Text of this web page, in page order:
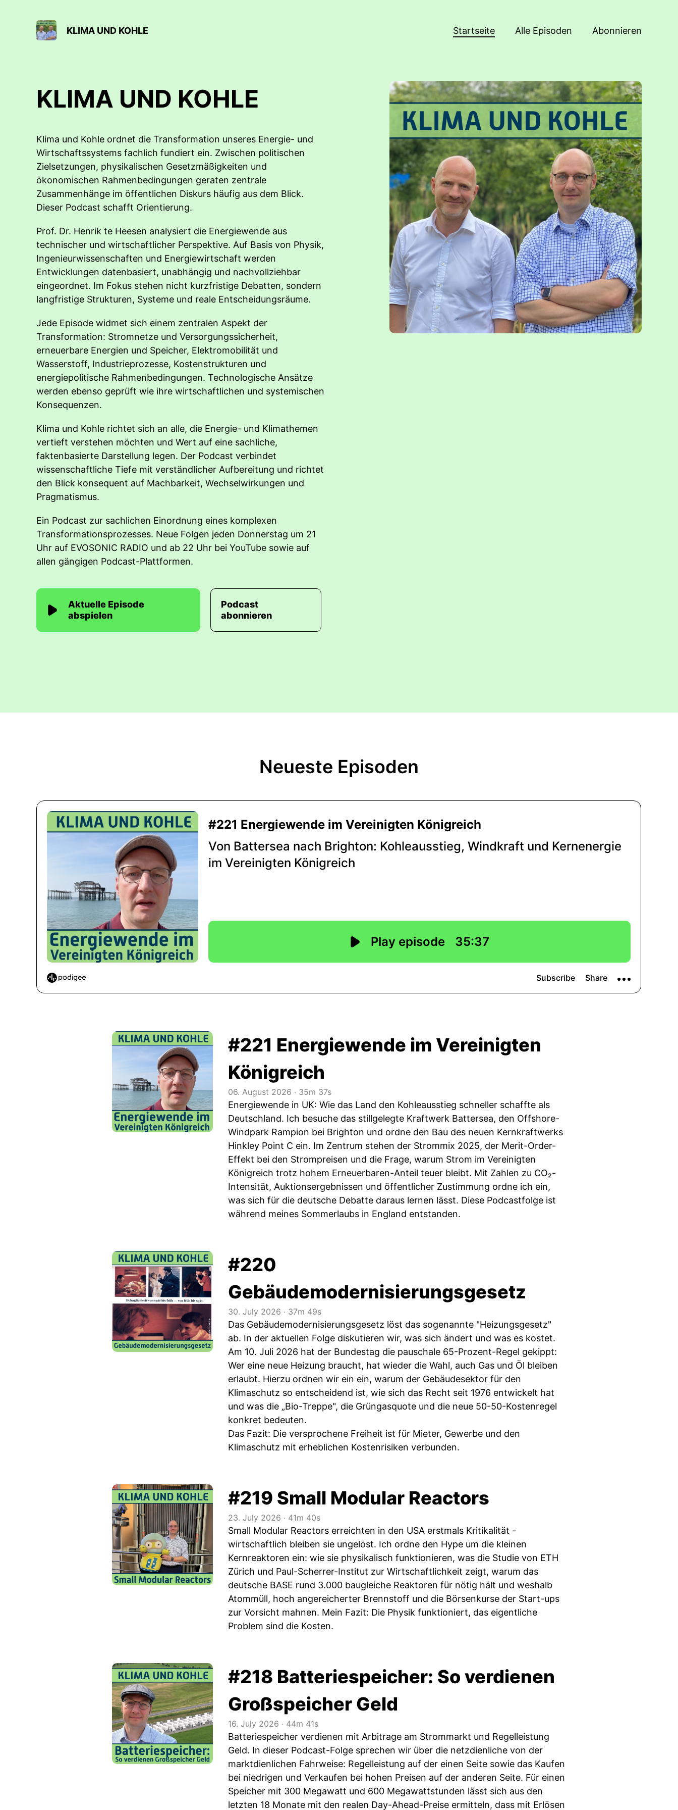
KLIMA UND KOHLE Startseite Alle Episoden Abonnieren
KLIMA UND KOHLE
Klima und Kohle ordnet die Transformation unseres Energie- und
Wirtschaftssystems fachlich fundiert ein. Zwischen politischen
Zielsetzungen, physikalischen Gesetzmäßigkeiten und
ökonomischen Rahmenbedingungen geraten zentrale
Zusammenhänge im öffentlichen Diskurs häufig aus dem Blick.
Dieser Podcast schafft Orientierung.
Prof. Dr. Henrik te Heesen analysiert die Energiewende aus
technischer und wirtschaftlicher Perspektive. Auf Basis von Physik,
Ingenieurwissenschaften und Energiewirtschaft werden
Entwicklungen datenbasiert, unabhängig und nachvollziehbar
eingeordnet. Im Fokus stehen nicht kurzfristige Debatten, sondern
langfristige Strukturen, Systeme und reale Entscheidungsräume.
Jede Episode widmet sich einem zentralen Aspekt der
Transformation: Stromnetze und Versorgungssicherheit,
erneuerbare Energien und Speicher, Elektromobilität und
Wasserstoff, Industrieprozesse, Kostenstrukturen und
energiepolitische Rahmenbedingungen. Technologische Ansätze
werden ebenso geprüft wie ihre wirtschaftlichen und systemischen
Konsequenzen.
Klima und Kohle richtet sich an alle, die Energie- und Klimathemen
vertieft verstehen möchten und Wert auf eine sachliche,
faktenbasierte Darstellung legen. Der Podcast verbindet
wissenschaftliche Tiefe mit verständlicher Aufbereitung und richtet
den Blick konsequent auf Machbarkeit, Wechselwirkungen und
Pragmatismus.
Ein Podcast zur sachlichen Einordnung eines komplexen
Transformationsprozesses. Neue Folgen jeden Donnerstag um 21
Uhr auf EVOSONIC RADIO und ab 22 Uhr bei YouTube sowie auf
allen gängigen Podcast-Plattformen.
Aktuelle Episode
abspielen
Podcast
abonnieren
Neueste Episoden
#221 Energiewende im Vereinigten
Königreich
06. August 2026 ‧ 35m 37s
Energiewende in UK: Wie das Land den Kohleausstieg schneller schaffte als
Deutschland. Ich besuche das stillgelegte Kraftwerk Battersea, den Offshore-
Windpark Rampion bei Brighton und ordne den Bau des neuen Kernkraftwerks
Hinkley Point C ein. Im Zentrum stehen der Strommix 2025, der Merit-Order-
Effekt bei den Strompreisen und die Frage, warum Strom im Vereinigten
Königreich trotz hohem Erneuerbaren-Anteil teuer bleibt. Mit Zahlen zu CO₂-
Intensität, Auktionsergebnissen und öffentlicher Zustimmung ordne ich ein,
was sich für die deutsche Debatte daraus lernen lässt. Diese Podcastfolge ist
während meines Sommerlaubs in England entstanden.
#220
Gebäudemodernisierungsgesetz
30. July 2026 ‧ 37m 49s
Das Gebäudemodernisierungsgesetz löst das sogenannte "Heizungsgesetz"
ab. In der aktuellen Folge diskutieren wir, was sich ändert und was es kostet.
Am 10. Juli 2026 hat der Bundestag die pauschale 65-Prozent-Regel gekippt:
Wer eine neue Heizung braucht, hat wieder die Wahl, auch Gas und Öl bleiben
erlaubt. Hierzu ordnen wir ein ein, warum der Gebäudesektor für den
Klimaschutz so entscheidend ist, wie sich das Recht seit 1976 entwickelt hat
und was die „Bio-Treppe", die Grüngasquote und die neue 50-50-Kostenregel
konkret bedeuten.
Das Fazit: Die versprochene Freiheit ist für Mieter, Gewerbe und den
Klimaschutz mit erheblichen Kostenrisiken verbunden.
#219 Small Modular Reactors
23. July 2026 ‧ 41m 40s
Small Modular Reactors erreichten in den USA erstmals Kritikalität -
wirtschaftlich bleiben sie ungelöst. Ich ordne den Hype um die kleinen
Kernreaktoren ein: wie sie physikalisch funktionieren, was die Studie von ETH
Zürich und Paul-Scherrer-Institut zur Wirtschaftlichkeit zeigt, warum das
deutsche BASE rund 3.000 baugleiche Reaktoren für nötig hält und weshalb
Atommüll, hoch angereicherter Brennstoff und die Börsenkurse der Start-ups
zur Vorsicht mahnen. Mein Fazit: Die Physik funktioniert, das eigentliche
Problem sind die Kosten.
#218 Batteriespeicher: So verdienen
Großspeicher Geld
16. July 2026 ‧ 44m 41s
Batteriespeicher verdienen mit Arbitrage am Strommarkt und Regelleistung
Geld. In dieser Podcast-Folge sprechen wir über die netzdienliche von der
marktdienlichen Fahrweise: Regelleistung auf der einen Seite sowie das Kaufen
bei niedrigen und Verkaufen bei hohen Preisen auf der anderen Seite. Für einen
Speicher mit 300 Megawatt und 600 Megawattstunden lässt sich aus den
letzten 18 Monate mit den realen Day-Ahead-Preise ermitteln, dass mit Erlösen